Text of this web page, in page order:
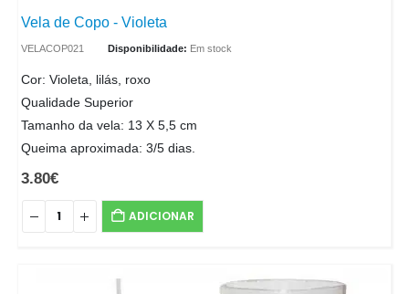
Vela de Copo - Violeta
VELACOP021 Disponibilidade: Em stock
Cor: Violeta, lilás, roxo
Qualidade Superior
Tamanho da vela: 13 X 5,5 cm
Queima aproximada: 3/5 dias.
3.80€
ADICIONAR